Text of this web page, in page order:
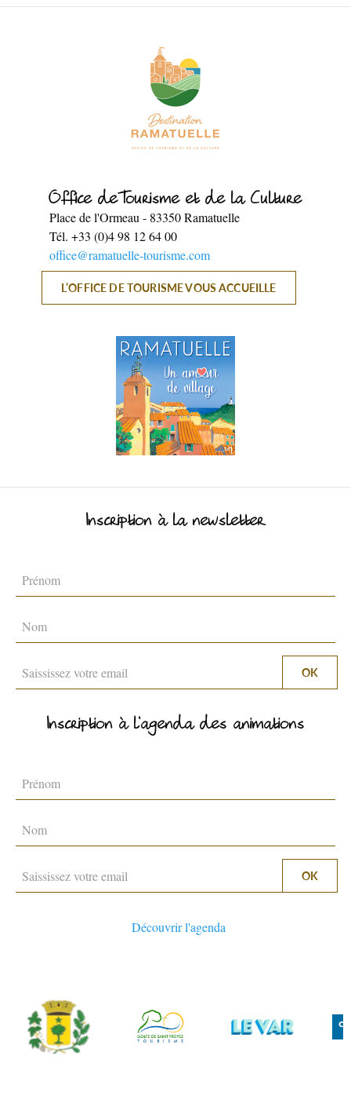
ARTISANAT & GALERIES D’ART
COMMERCES, SERVICES & ARTISANS
SERVICES PUBLICS
TRANSPORTS
Office de Tourisme et de la Culture
Place de l'Ormeau - 83350Ramatuelle
Tél. +33 (0)4 98 12 64 00
office@ramatuelle-tourisme.com
L’OFFICE DE TOURISME VOUS ACCUEILLE
Inscription à la newsletter
Inscription à l'agenda des animations
Découvrir l'agenda